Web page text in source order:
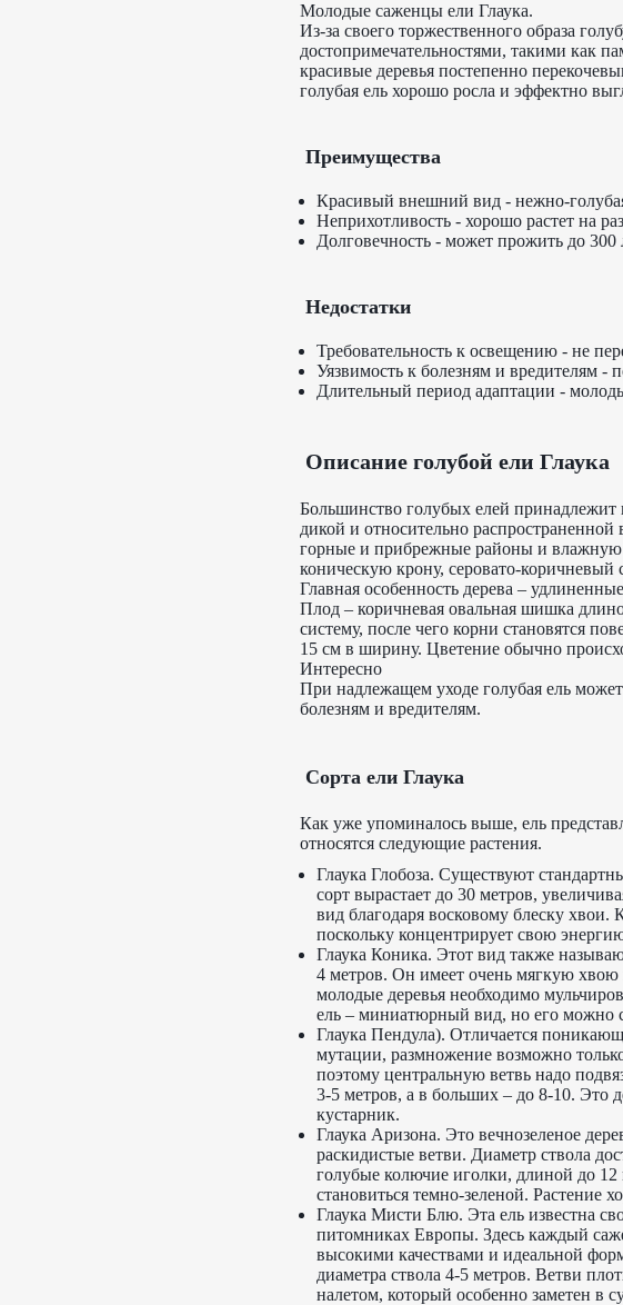
Молодые саженцы ели Глаука.
Из-за своего торжественного образа
достопримечательностями, такими как
красивые деревья постепенно
голубая ель хорошо росла и эффектно
Преимущества
Красивый внешний вид - нежно-
Неприхотливость - хорошо растет на
Долговечность - может прожить до 300
Недостатки
Требовательность к освещению - не
Уязвимость к болезням и вредителям
Длительный период адаптации -
Описание голубой ели Глаука
Большинство голубых елей принадлежит
дикой и относительно
горные и прибрежные районы и влажную
коническую крону, серовато-
Главная особенность дерева –
Плод – коричневая овальная шишка
систему, после чего корни становятся
15 см в ширину. Цветение обычно
Интересно
При надлежащем уходе голубая ель
болезням и вредителям.
Сорта ели Глаука
Как уже упоминалось выше, ель
относятся следующие растения.
Глаука Глобоза. Существуют
сорт вырастает до 30 метров,
вид благодаря восковому блеску хвои.
поскольку концентрирует свою
Глаука Коника. Этот вид также
4 метров. Он имеет очень мягкую хвою
молодые деревья необходимо
ель – миниатюрный вид, но его можно
Глаука Пендула). Отличается
мутации, размножение возможно
поэтому центральную ветвь надо
3-5 метров, а в больших – до 8-10. Это
кустарник.
Глаука Аризона. Это вечнозеленое
раскидистые ветви. Диаметр ствола
голубые колючие иголки, длиной до
становиться темно-зеленой. Растение
Глаука Мисти Блю. Эта ель известна
питомниках Европы. Здесь каждый
высокими качествами и идеальной
диаметра ствола 4-5 метров. Ветви
налетом, который особенно заметен в